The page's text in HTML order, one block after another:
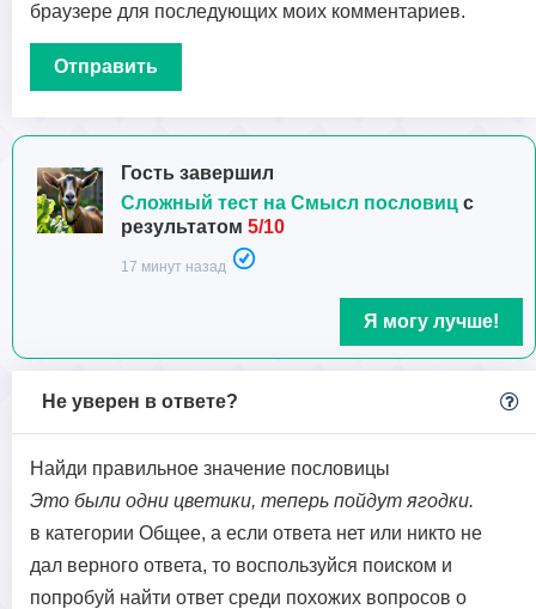
браузере для последующих моих комментариев.
Гость завершил
Сложный тест на Смысл пословиц с
результатом 5/10
17 минут назад
Я могу лучше!
Не уверен в ответе?
Найди правильное значение пословицы
Это были одни цветики, теперь пойдут ягодки.
в категории Общее, а если ответа нет или никто не
дал верного ответа, то воспользуйся поиском и
попробуй найти ответ среди похожих вопросов о